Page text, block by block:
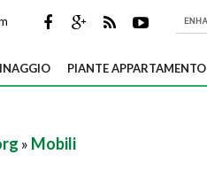
PIANTE APPARTAMENTO
» Mobili